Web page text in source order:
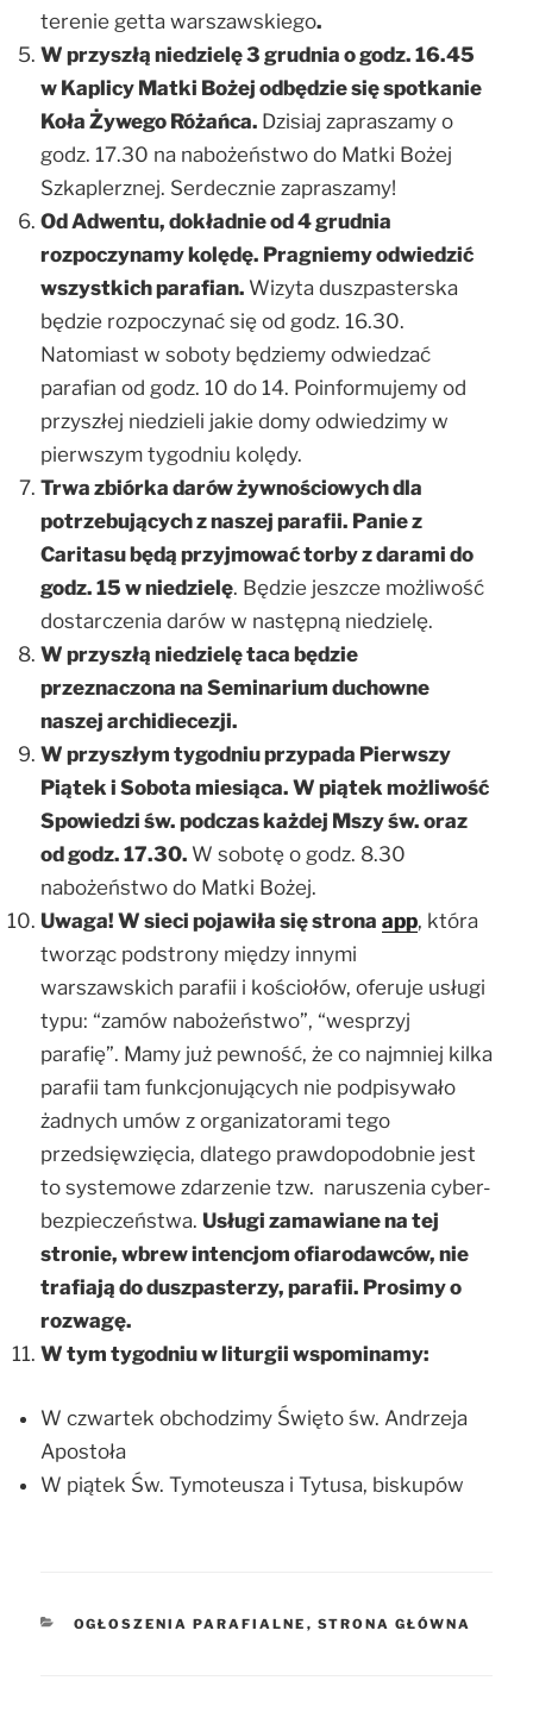
terenie getta warszawskiego.
W przyszłą niedzielę 3 grudnia o godz. 16.45
w Kaplicy Matki Bożej odbędzie się spotkanie
Koła Żywego Różańca. Dzisiaj zapraszamy o
godz. 17.30 na nabożeństwo do Matki Bożej
Szkaplerznej. Serdecznie zapraszamy!
Od Adwentu, dokładnie od 4 grudnia
rozpoczynamy kolędę. Pragniemy odwiedzić
wszystkich parafian. Wizyta duszpasterska
będzie rozpoczynać się od godz. 16.30.
Natomiast w soboty będziemy odwiedzać
parafian od godz. 10 do 14. Poinformujemy od
przyszłej niedzieli jakie domy odwiedzimy w
pierwszym tygodniu kolędy.
Trwa zbiórka darów żywnościowych dla
potrzebujących z naszej parafii. Panie z
Caritasu będą przyjmować torby z darami do
godz. 15 w niedzielę. Będzie jeszcze możliwość
dostarczenia darów w następną niedzielę.
W przyszłą niedzielę taca będzie
przeznaczona na Seminarium duchowne
naszej archidiecezji.
W przyszłym tygodniu przypada Pierwszy
Piątek i Sobota miesiąca. W piątek możliwość
Spowiedzi św. podczas każdej Mszy św. oraz
od godz. 17.30. W sobotę o godz. 8.30
nabożeństwo do Matki Bożej.
Uwaga! W sieci pojawiła się strona app, która
tworząc podstrony między innymi
warszawskich parafii i kościołów, oferuje usługi
typu: “zamów nabożeństwo”, “wesprzyj
parafię”. Mamy już pewność, że co najmniej kilka
parafii tam funkcjonujących nie podpisywało
żadnych umów z organizatorami tego
przedsięwzięcia, dlatego prawdopodobnie jest
to systemowe zdarzenie tzw. naruszenia cyber-
bezpieczeństwa. Usługi zamawiane na tej
stronie, wbrew intencjom ofiarodawców, nie
trafiają do duszpasterzy, parafii. Prosimy o
rozwagę.
W tym tygodniu w liturgii wspominamy:
W czwartek obchodzimy Święto św. Andrzeja
Apostoła
W piątek Św. Tymoteusza i Tytusa, biskupów
KATEGORIE
OGŁOSZENIA PARAFIALNE , STRONA GŁÓWNA